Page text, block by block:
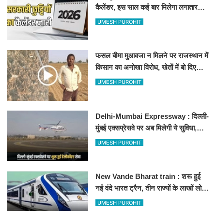
कैलेंडर, इस साल कई बार मिलेगा लगातार
अवकाश, देखें
UMESH PUROHIT
फसल बीमा मुआवजा न मिलने पर राजस्थान में
किसान का अनोखा विरोध, खेतों में बो दिए
500-500 रुपए के नोट, वीडियो वायरल
UMESH PUROHIT
Delhi-Mumbai Expressway : दिल्ली-
मुंबई एक्सप्रेसवे पर अब मिलेगी ये सुविधा,
हेलीकॉप्टर सर्विस से तुरंत घायल पहुंचेगा
UMESH PUROHIT
New Vande Bharat train : शरू हुई
नई वंदे भारत ट्रैन, तीन राज्यों के लाखों लोगों
का सफर होगा आसान, देखें पूरा रूटमैप
UMESH PUROHIT